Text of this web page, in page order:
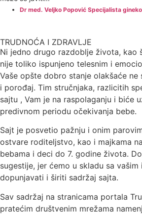
Dr med. Veljko Popović Specijalista
TRUDNOĆA I ZDRAVLJE
Ni jedno drugo razdoblje života, kao
nije toliko ispunjeno telesnim i
Vaše opšte dobro stanje olakšaće ne
i porođaj. Tim stručnjaka, razlicitih
sajtu , Vam je na raspolaganju i biće
predivnom periodu očekivanja bebe.
Sajt je posvetio pažnju i onim
ostvare roditeljstvo, kao i majkama
bebama i deci do 7. godine života.
sugestije, jer ćemo u skladu sa vašim
dopunjavati i širiti sadržaj sajta.
Sav sadržaj na stranicama portala
pratećim društvenim mrežama